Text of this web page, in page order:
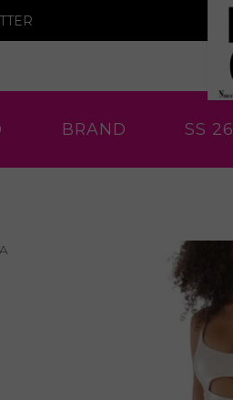
BRAND SS 26